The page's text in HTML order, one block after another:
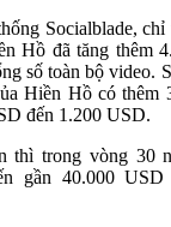
Socialblade,
Hồ đã tăng thêm
số toàn bộ video.
Hiền Hồ có thêm
đến 1.200 USD.
thì trong vòng 30
gần 40.000